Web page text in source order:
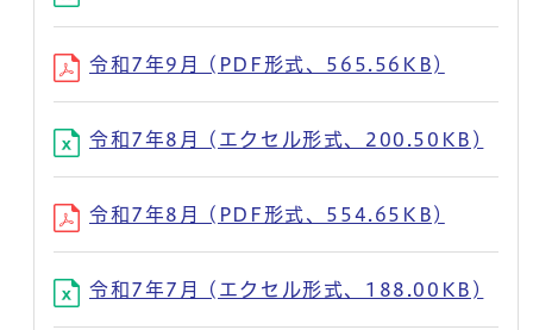
令和7年9月 (PDF形式、565.56KB)
令和7年8月 (エクセル形式、200.50KB)
令和7年8月 (PDF形式、554.65KB)
令和7年7月 (エクセル形式、188.00KB)